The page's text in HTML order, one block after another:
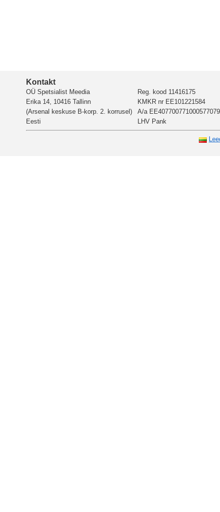
Kontakt
OÜ Spetsialist Meedia
Erika 14, 10416 Tallinn
(Arsenal keskuse B-korp. 2. korrusel)
Eesti
Reg. kood 11416175
KMKR nr EE101221584
A/a EE407700771000577079
LHV Pank